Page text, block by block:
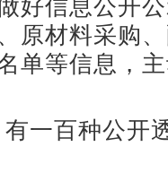
好信息公开
原材料采购
单等信息，
一百种公开